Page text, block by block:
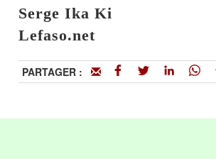
Serge Ika Ki
Lefaso.net
PARTAGER :